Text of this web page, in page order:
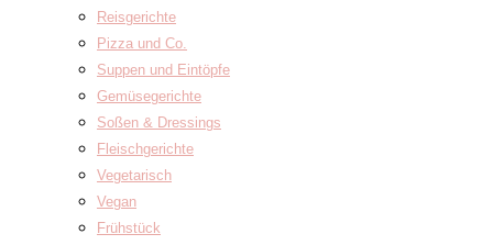
Reisgerichte
Pizza und Co.
Suppen und Eintöpfe
Gemüsegerichte
Soßen & Dressings
Fleischgerichte
Vegetarisch
Vegan
Frühstück